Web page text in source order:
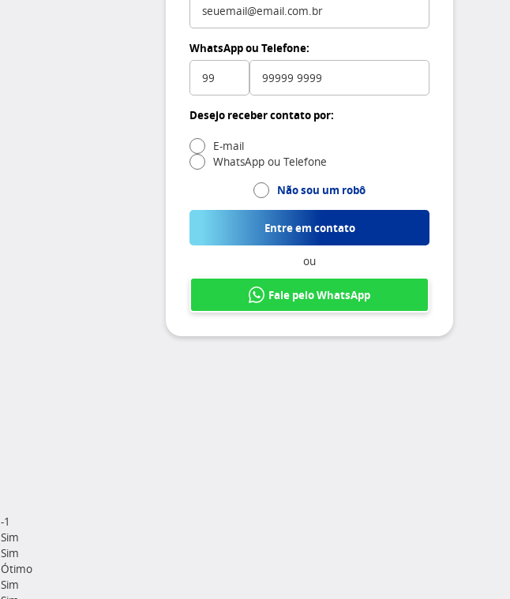
WhatsApp ou Telefone:
Desejo receber contato por:
E-mail
WhatsApp ou Telefone
Não sou um robô
Entre em contato
ou
Fale pelo WhatsApp
-1
Sim
Sim
Ótimo
Sim